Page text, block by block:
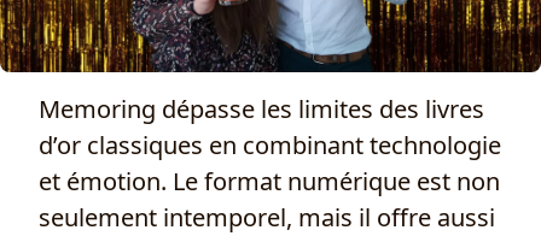
Memoring dépasse les limites des livres
d’or classiques en combinant technologie
et émotion. Le format numérique est non
seulement intemporel, mais il offre aussi